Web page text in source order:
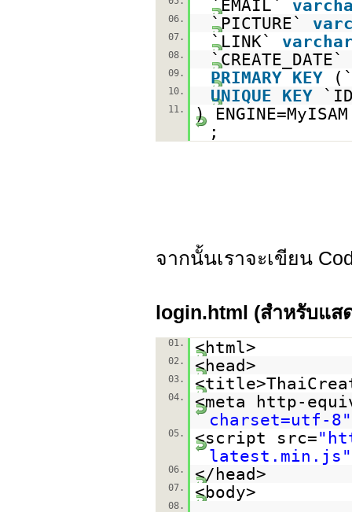
`EMAIL`
06. `PICTURE`
07. `LINK`
08.
09. PRIMARY KEY
10. UNIQUE KEY
11.
)
;
จากนั้นเราจะเขียน
login.html (สำหรับแส
01. <html>
02. <head>
03.
04.
<meta http-
charset=utf-8"
05. <script src="
latest.min.js "
06. </head>
07. <body>
08.